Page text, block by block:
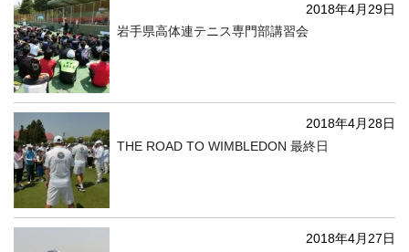
2018年4月29日
岩手県高体連テニス専門部講習会
2018年4月28日
THE ROAD TO WIMBLEDON 最終日
2018年4月27日